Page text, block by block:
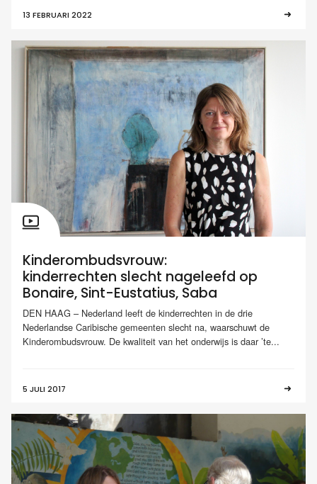
13 FEBRUARI 2022
Kinderombudsvrouw:
kinderrechten slecht nageleefd op
Bonaire, Sint-Eustatius, Saba
DEN HAAG – Nederland leeft de kinderrechten in de drie
Nederlandse Caribische gemeenten slecht na, waarschuwt de
Kinderombudsvrouw. De kwaliteit van het onderwijs is daar ’te...
5 JULI 2017